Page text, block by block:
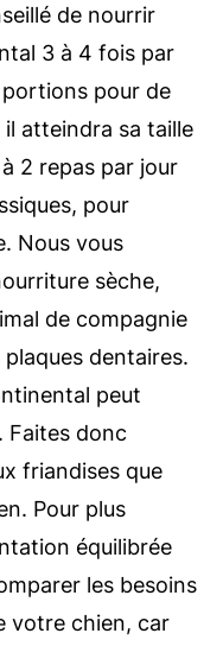
de nourrir
3 à 4 fois par
portions pour de
atteindra sa taille
2 repas par jour
pour
Nous vous
sèche,
de compagnie
plaques dentaires.
peut
Faites donc
friandises que
Pour plus
équilibrée
les besoins
votre chien, car